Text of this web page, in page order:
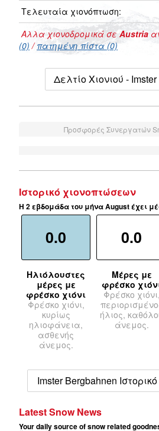
Τελευταία χιονόπτωση:
Αλλα χιονοδρομικά σεAustria
(0) /πατημένη πίστα (0)
Δελτίο Χιονιού -
Προσφορές Συνεργατών
Ιστορικό χιονοπτώσεων
Η 2 εβδομάδα του μήνα August έχει
0.0
Ηλιόλουστες
μέρες με
φρέσκο χιόνι
Φρέσκο χιόνι,
κυρίως
ηλιοφάνεια,
ασθενής
άνεμος.
0.0
Μέρες με
φρέσκο
Φρέσκο χιόνι,
ήλιος,
άνεμος.
Imster Bergbahnen